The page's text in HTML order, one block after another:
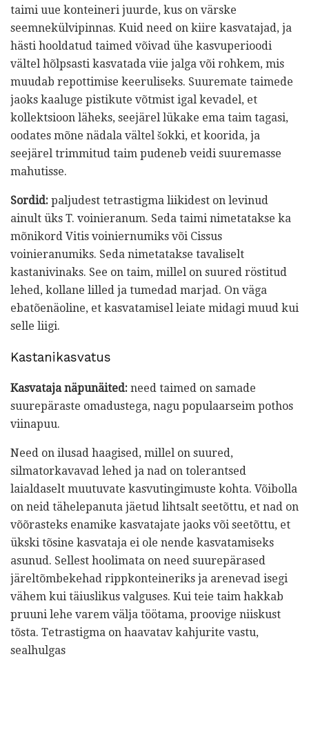
taimi uue konteineri juurde, kus on värske
seemnekülvipinnas. Kuid need on kiire kasvatajad, ja
hästi hooldatud taimed võivad ühe kasvuperioodi
vältel hõlpsasti kasvatada viie jalga või rohkem, mis
muudab repottimise keeruliseks. Suuremate taimede
jaoks kaaluge pistikute võtmist igal kevadel, et
kollektsioon läheks, seejärel lükake ema taim tagasi,
oodates mõne nädala vältel šokki, et koorida, ja
seejärel trimmitud taim pudeneb veidi suuremasse
mahutisse.
Sordid: paljudest tetrastigma liikidest on levinud
ainult üks T. voinieranum. Seda taimi nimetatakse ka
mõnikord Vitis voiniernumiks või Cissus
voinieranumiks. Seda nimetatakse tavaliselt
kastanivinaks. See on taim, millel on suured röstitud
lehed, kollane lilled ja tumedad marjad. On väga
ebatõenäoline, et kasvatamisel leiate midagi muud kui
selle liigi.
Kastanikasvatus
Kasvataja näpunäited: need taimed on samade
suurepäraste omadustega, nagu populaarseim pothos
viinapuu.
Need on ilusad haagised, millel on suured,
silmatorkavavad lehed ja nad on tolerantsed
laialdaselt muutuvate kasvutingimuste kohta. Võibolla
on neid tähelepanuta jäetud lihtsalt seetõttu, et nad on
võõrasteks enamike kasvatajate jaoks või seetõttu, et
ükski tõsine kasvataja ei ole nende kasvatamiseks
asunud. Sellest hoolimata on need suurepärased
järeltõmbekehad rippkonteineriks ja arenevad isegi
vähem kui täiuslikus valguses. Kui teie taim hakkab
pruuni lehe varem välja töötama, proovige niiskust
tõsta. Tetrastigma on haavatav kahjurite vastu,
sealhulgas